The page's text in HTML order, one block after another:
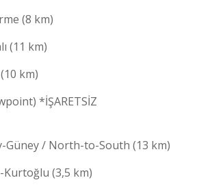
(8 km)
(11 km)
km)
*İŞARETSİZ
Güney / North-to-South (13 km)
Kurtoğlu (3,5 km)